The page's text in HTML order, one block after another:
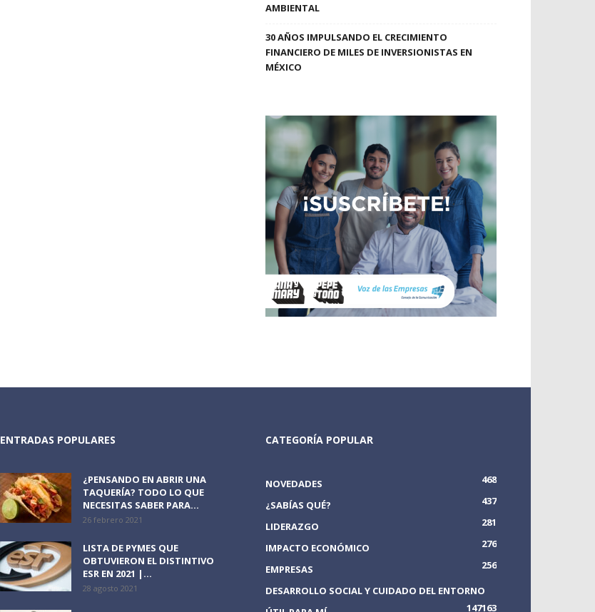
AMBIENTAL
30 AÑOS IMPULSANDO EL CRECIMIENTO
FINANCIERO DE MILES DE INVERSIONISTAS EN
MÉXICO
ENTRADAS POPULARES
¿PENSANDO EN ABRIR UNA
TAQUERÍA? TODO LO QUE
NECESITAS SABER PARA...
26 febrero 2021
LISTA DE PYMES QUE
OBTUVIERON EL DISTINTIVO
ESR EN 2021 |...
28 agosto 2021
CATEGORÍA POPULAR
NOVEDADES
468
¿SABÍAS QUÉ?
437
LIDERAZGO
281
IMPACTO ECONÓMICO
276
EMPRESAS
256
DESARROLLO SOCIAL Y CUIDADO DEL ENTORNO
163
147